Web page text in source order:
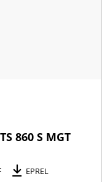
860 S MGT
EPREL